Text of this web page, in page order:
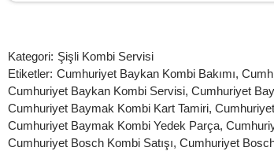
Kategori: Şişli Kombi Servisi
Etiketler: Cumhuriyet Baykan Kombi Bakımı,
Cumhuriyet Baykan Kombi Servisi, Cumhuriyet
Cumhuriyet Baymak Kombi Kart Tamiri,
Cumhuriyet Baymak Kombi Yedek Parça,
Cumhuriyet Bosch Kombi Satışı, Cumhuriyet